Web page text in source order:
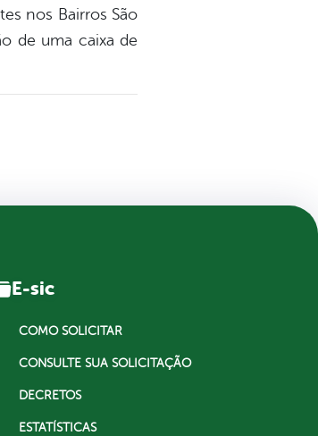
nos Bairros São
de uma caixa de
E-sic
COMO SOLICITAR
CONSULTE SUA SOLICITAÇÃO
DECRETOS
ESTATÍSTICAS